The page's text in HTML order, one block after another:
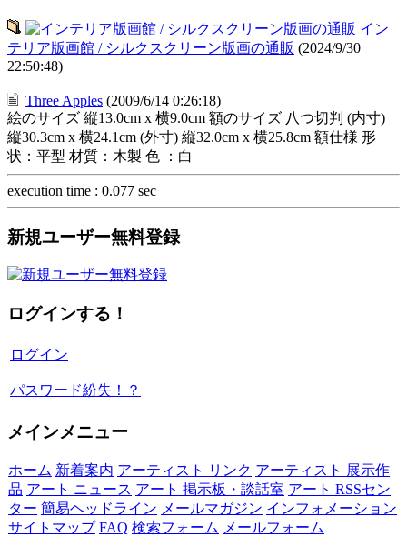
イン
テリア版画館 / シルクスクリーン版画の通販 (2024/9/30
22:50:48)
Three Apples (2009/6/14 0:26:18)
絵のサイズ 縦13.0cm x 横9.0cm 額のサイズ 八つ切判 (内寸)
縦30.3cm x 横24.1cm (外寸) 縦32.0cm x 横25.8cm 額仕様 形
状：平型 材質：木製 色 ：白
execution time : 0.077 sec
新規ユーザー無料登録
ログインする！
ログイン
パスワード紛失！？
メインメニュー
ホーム 新着案内 アーティスト リンク アーティスト 展示作
品 アート ニュース アート 掲示板・談話室 アート RSSセン
ター 簡易ヘッドライン メールマガジン インフォメーション
サイトマップ FAQ 検索フォーム メールフォーム